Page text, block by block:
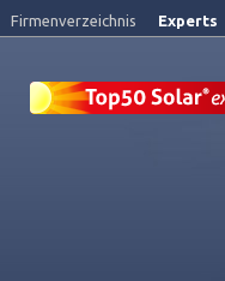
Firmenverzeichnis Experts